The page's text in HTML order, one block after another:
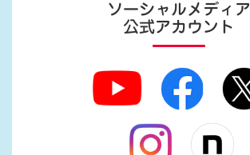
ソーシャルメディア
公式アカウント